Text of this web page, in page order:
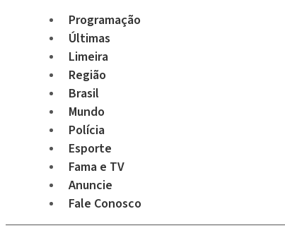
Programação
Últimas
Limeira
Região
Brasil
Mundo
Polícia
Esporte
Fama e TV
Anuncie
Fale Conosco